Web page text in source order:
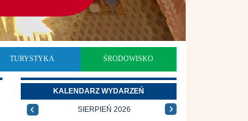
TURYSTYKA ŚRODOWISKO
KALENDARZ WYDARZEŃ
SIERPIEŃ 2026